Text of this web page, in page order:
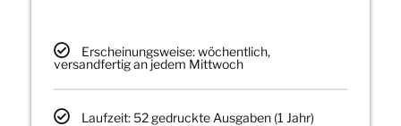
Erscheinungsweise: wöchentlich,
versandfertig an jedem Mittwoch
Laufzeit: 52 gedruckte Ausgaben (1 Jahr)